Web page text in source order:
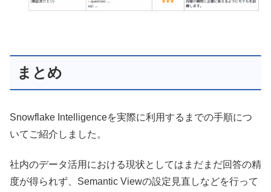
まとめ
Snowflake Intelligenceを実際に利用するまでの手順につ
いてご紹介しました。
社内のデータ活用における現状としてはまだまだ回答の精
度が得られず、Semantic Viewの設定見直しなどを行って